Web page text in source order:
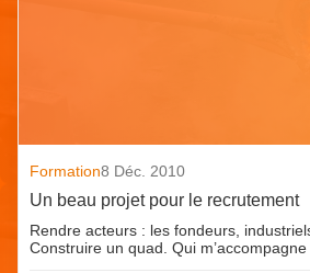
Formation8 Déc. 2010
Un beau projet pour le recrutement
Rendre acteurs : les fondeurs,
Construire un quad. Qui